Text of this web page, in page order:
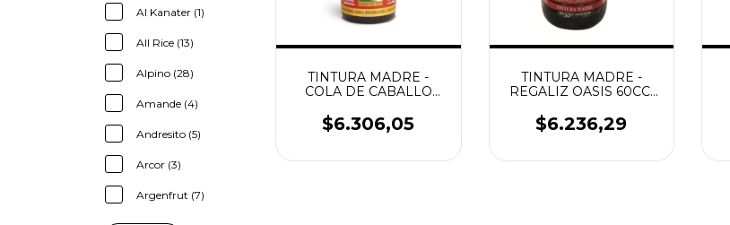
Al Kanater (1)
All Rice (13)
Alpino (28)
Amande (4)
Andresito (5)
Arcor (3)
Argenfrut (7)
TINTURA MADRE -
COLA DE CABALLO
GLUTEN
$6.306,05
TINTURA MADRE -
REGALIZ OASIS 60CC.
$6.236,29